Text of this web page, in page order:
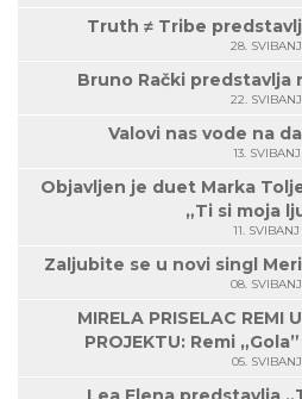
Truth ≠ Tribe
28. SVIBANJ
Bruno Rački predstavlja
22. SVIBANJ
Valovi nas vode na
13. SVIBANJ
Objavljen je duet Marka
„Ti si moja
11. SVIBANJ
Zaljubite se u novi singl
08. SVIBANJ
MIRELA PRISELAC REMI
PROJEKTU: Remi
05. SVIBANJ